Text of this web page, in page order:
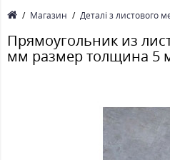
Магазин Деталі з листового
Прямоугольник из
мм размер толщина 5